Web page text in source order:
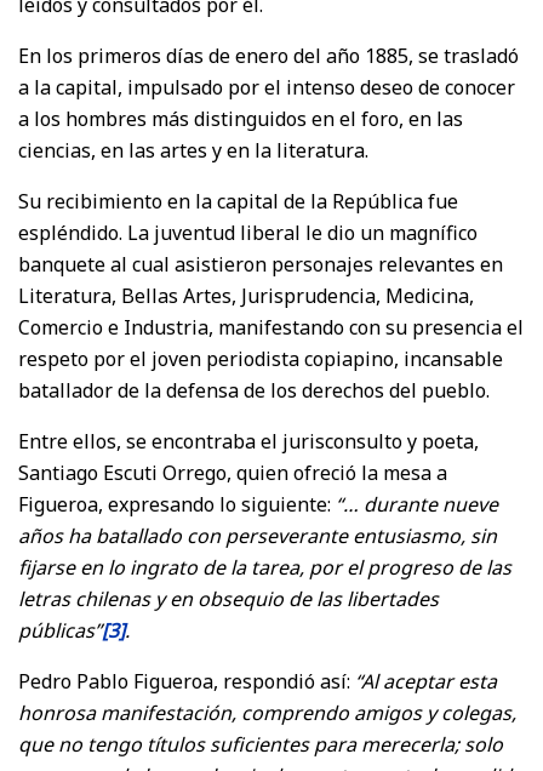
En los primeros días de enero del año 1885, se trasladó
a la capital, impulsado por el intenso deseo de conocer
a los hombres más distinguidos en el foro, en las
ciencias, en las artes y en la literatura.
Su recibimiento en la capital de la República fue
espléndido. La juventud liberal le dio un magnífico
banquete al cual asistieron personajes relevantes en
Literatura, Bellas Artes, Jurisprudencia, Medicina,
Comercio e Industria, manifestando con su presencia el
respeto por el joven periodista copiapino, incansable
batallador de la defensa de los derechos del pueblo.
Entre ellos, se encontraba el jurisconsulto y poeta,
Santiago Escuti Orrego, quien ofreció la mesa a
Figueroa, expresando lo siguiente: “… durante nueve
años ha batallado con perseverante entusiasmo, sin
fijarse en lo ingrato de la tarea, por el progreso de las
letras chilenas y en obsequio de las libertades
públicas”[3].
Pedro Pablo Figueroa, respondió así: “Al aceptar esta
honrosa manifestación, comprendo amigos y colegas,
que no tengo títulos suficientes para merecerla; solo